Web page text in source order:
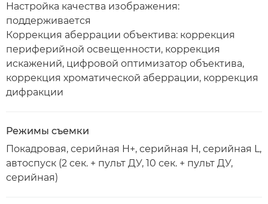
Настройка качества изображения:
поддерживается
Коррекция аберрации объектива: коррекция
периферийной освещенности, коррекция
искажений, цифровой оптимизатор объектива,
коррекция хроматической аберрации, коррекция
дифракции
Режимы съемки
Покадровая, серийная H+, серийная H, серийная L,
автоспуск (2 сек. + пульт ДУ, 10 сек. + пульт ДУ,
серийная)